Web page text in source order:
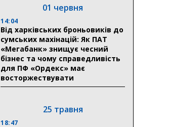
01 червня
14:04
Від харківських броньовиків до
сумських махінацій: Як ПАТ
«Мегабанк» знищує чесний
бізнес та чому справедливість
для ПФ «Ордекс» має
восторжествувати
25 травня
18:47